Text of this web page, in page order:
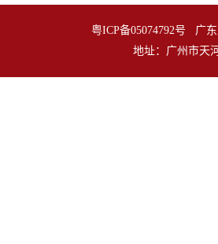
粤ICP备05074792号 广
地址：广州市天